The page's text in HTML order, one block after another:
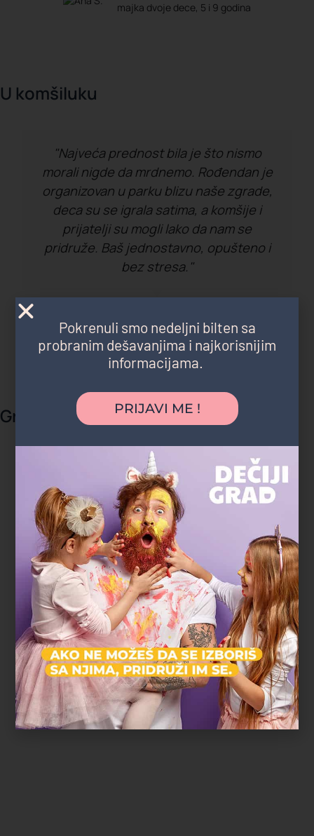
Gradski parkovi i šume
"Deca su satima trčala, istraživala i igrala
se, a čim smo stigli kući su popadali od
umora. Ovo je bio najopušteniji
rođendan koji pamtimo."
Magdalena P.
Zvezdara
U komšiluku
"Najveća prednost bila je što nismo
morali nigde da mrdnemo. Rođendan je
organizovan u parku blizu naše zgrade,
deca su se igrala satima, a komšije i
prijatelji su mogli lako da nam se
pridruže. Baš jednostavno, opušteno i
bez stresa."
tatasaurus
majka dvoje dece, 5 i 9 godina
Pokrenuli smo nedeljni bilten sa
probranim dešavanjima i najkorisnijim
informacijama.
PRIJAVI ME !